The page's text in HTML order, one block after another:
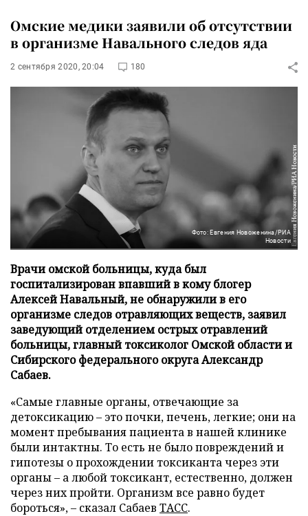
Омские медики заявили об отсутствии
в организме Навального следов яда
2 сентября 2020, 20:04 180
Фото: Евгения Новоженина/РИА
Новости
Врачи омской больницы, куда был
госпитализирован впавший в кому блогер
Алексей Навальный, не обнаружили в его
организме следов отравляющих веществ, заявил
заведующий отделением острых отравлений
больницы, главный токсиколог Омской области и
Сибирского федерального округа Александр
Сабаев.
«Самые главные органы, отвечающие за
детоксикацию – это почки, печень, легкие; они на
момент пребывания пациента в нашей клинике
были интактны. То есть не было повреждений и
гипотезы о прохождении токсиканта через эти
органы – а любой токсикант, естественно, должен
через них пройти. Организм все равно будет
бороться», – сказал Сабаев ТАСС.